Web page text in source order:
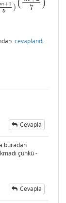
m+1
5
)
7
g(3 m+15) (m
cevaplandı
Cevapla
buradan
çünkü -
Cevapla